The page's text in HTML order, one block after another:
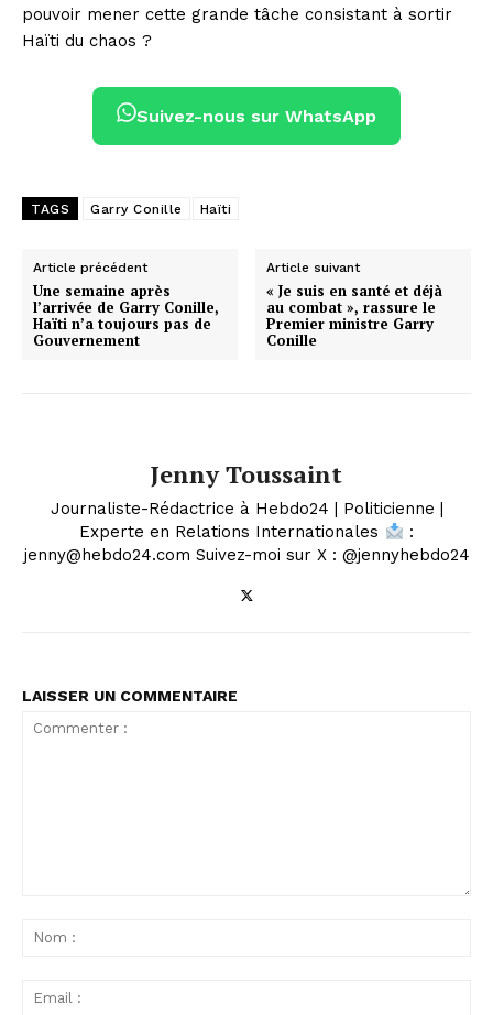
pouvoir mener cette grande tâche consistant à sortir
Haïti du chaos ?
Suivez-nous sur WhatsApp
TAGS Garry Conille Haïti
Article précédent
Une semaine après
l’arrivée de Garry Conille,
Haïti n’a toujours pas de
Gouvernement
Article suivant
« Je suis en santé et déjà
au combat », rassure le
Premier ministre Garry
Conille
Jenny Toussaint
Journaliste-Rédactrice à Hebdo24 | Politicienne |
Experte en Relations Internationales
:
jenny@hebdo24.com Suivez-moi sur X : @jennyhebdo24
LAISSER UN COMMENTAIRE